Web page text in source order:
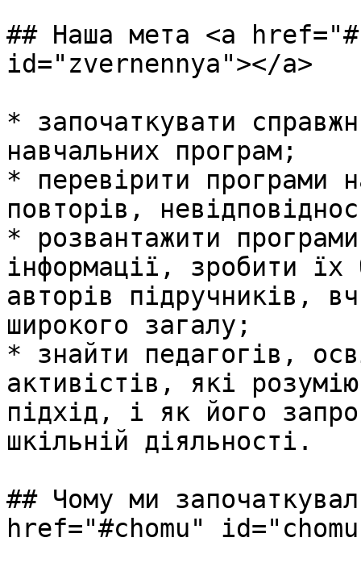
## Наша мета <a
id="zvernennya"></a>
* започаткувати
навчальних програм;
* перевірити програми
повторів,
* розвантажити
інформації, зробити їх
авторів підручників,
широкого загалу;
* знайти педагогів,
активістів, які
підхід, і як його
шкільній діяльності.
## Чому ми
href="#chomu"